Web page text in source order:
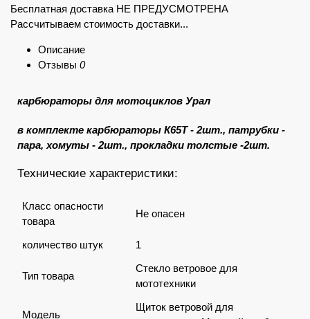
Бесплатная доставка НЕ ПРЕДУСМОТРЕНА
Рассчитываем стоимость доставки...
Описание
Отзывы 0
карбюраторы для мотоциклов Урал
в комплекте карбюраторы К65Т - 2шт., патрубки -
пара, хомуты - 2шт., прокладки толстые -2шт.
Технические характеристики:
Класс опасности
товара
Не опасен
количество штук 1
Тип товара
Стекло ветровое для
мототехники
Модель
Щиток ветровой для